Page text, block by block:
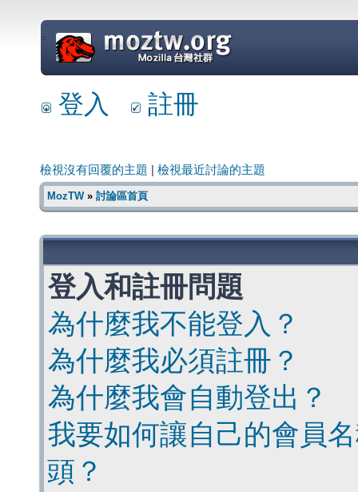
=
登入 註冊
檢視沒有回覆的主題 檢視最近討論的主題
MozTW» 討論區首頁
登入和註冊問題
為什麼我不能登入？
為什麼我必須註冊？
為什麼我會自動登出？
我要如何讓自己的會員
頭？